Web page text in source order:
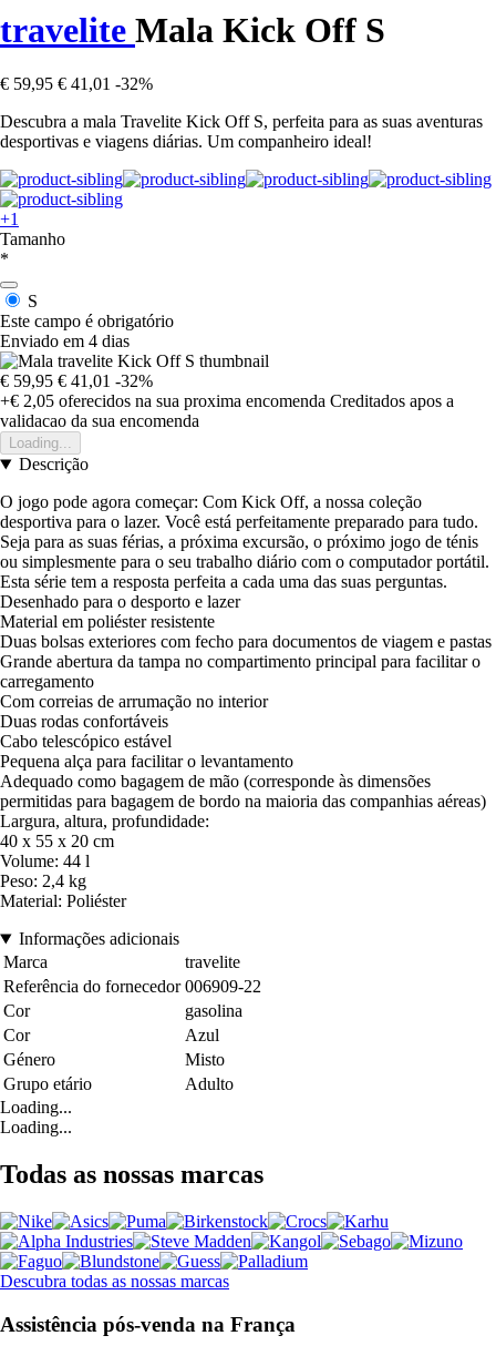
travelite Mala Kick Off S
€ 59,95 € 41,01 -32%
Descubra a mala Travelite Kick Off S, perfeita para as suas aventuras
desportivas e viagens diárias. Um companheiro ideal!
+1
Tamanho
*
S
Este campo é obrigatório
Enviado em 4 dias
€ 59,95 € 41,01 -32%
+€ 2,05 oferecidos na sua proxima encomenda Creditados apos a
validacao da sua encomenda
Loading...
Descrição
O jogo pode agora começar: Com Kick Off, a nossa coleção
desportiva para o lazer. Você está perfeitamente preparado para tudo.
Seja para as suas férias, a próxima excursão, o próximo jogo de ténis
ou simplesmente para o seu trabalho diário com o computador portátil.
Esta série tem a resposta perfeita a cada uma das suas perguntas.
Desenhado para o desporto e lazer
Material em poliéster resistente
Duas bolsas exteriores com fecho para documentos de viagem e pastas
Grande abertura da tampa no compartimento principal para facilitar o
carregamento
Com correias de arrumação no interior
Duas rodas confortáveis
Cabo telescópico estável
Pequena alça para facilitar o levantamento
Adequado como bagagem de mão (corresponde às dimensões
permitidas para bagagem de bordo na maioria das companhias aéreas)
Largura, altura, profundidade:
40 x 55 x 20 cm
Volume: 44 l
Peso: 2,4 kg
Material: Poliéster
Informações adicionais
Marca
travelite
Referência do fornecedor 006909-22
Cor
gasolina
Cor
Azul
Género
Misto
Grupo etário
Adulto
Loading...
Loading...
Todas as nossas marcas
Descubra todas as nossas marcas
Assistência pós-venda na França